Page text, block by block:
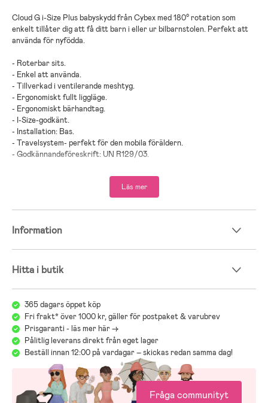
Cloud G i-Size Plus babyskydd från Cybex med 180° rotation som
enkelt tillåter dig att få ditt barn i eller ur bilbarnstolen. Perfekt att
använda för nyfödda.
- Roterbar sits.
- Enkel att använda.
- Tillverkad i ventilerande meshtyg.
- Ergonomiskt fullt liggläge.
- Ergonomiskt bärhandtag.
- I-Size-godkänt.
- Installation: Bas.
- Travelsystem- perfekt för den mobila föräldern.
- Godkännandeföreskrift: UN R129/03.
- Kompatibel med: Cybex G bas.
- Bas medföljer ej. Säljs separat.
tänka på med olika modeller, märken och funktioner. För att
bilbarnstolar:
Jollyrooms Bilstolsguide
Läs mer
Information
Hitta i butik
365 dagars öppet köp
Fri frakt* över 1000 kr, gäller för postpaket & varubrev
Prisgaranti - läs mer här ->
Pålitlig leverans direkt från eget lager
Beställ innan 12:00 på vardagar – skickas redan samma dag!
Fråga communityt